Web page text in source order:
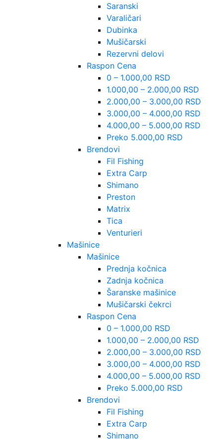
Saranski
Varaličari
Dubinka
Mušičarski
Rezervni delovi
Raspon Cena
0 – 1.000,00 RSD
1.000,00 – 2.000,00 RSD
2.000,00 – 3.000,00 RSD
3.000,00 – 4.000,00 RSD
4.000,00 – 5.000,00 RSD
Preko 5.000,00 RSD
Brendovi
Fil Fishing
Extra Carp
Shimano
Preston
Matrix
Tica
Venturieri
Mašinice
Mašinice
Prednja kočnica
Zadnja kočnica
Šaranske mašinice
Mušičarski čekrci
Raspon Cena
0 – 1.000,00 RSD
1.000,00 – 2.000,00 RSD
2.000,00 – 3.000,00 RSD
3.000,00 – 4.000,00 RSD
4.000,00 – 5.000,00 RSD
Preko 5.000,00 RSD
Brendovi
Fil Fishing
Extra Carp
Shimano